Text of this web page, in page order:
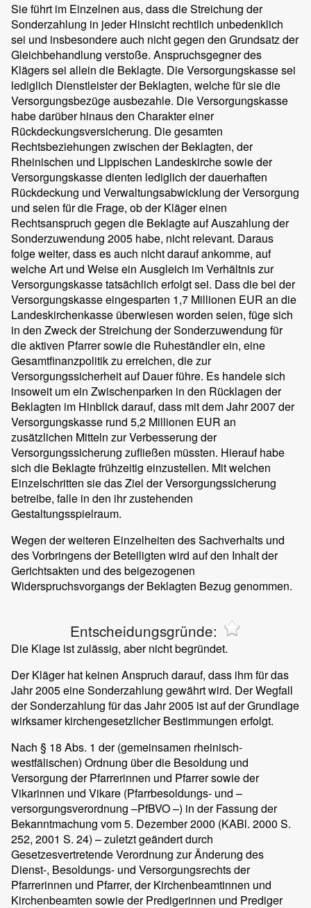
Sie führt im Einzelnen aus, dass die Streichung der
Sonderzahlung in jeder Hinsicht rechtlich unbedenklich
sei und insbesondere auch nicht gegen den Grundsatz der
Gleichbehandlung verstoße. Anspruchsgegner des
Klägers sei allein die Beklagte. Die Versorgungskasse sei
lediglich Dienstleister der Beklagten, welche für sie die
Versorgungsbezüge ausbezahle. Die Versorgungskasse
habe darüber hinaus den Charakter einer
Rückdeckungsversicherung. Die gesamten
Rechtsbeziehungen zwischen der Beklagten, der
Rheinischen und Lippischen Landeskirche sowie der
Versorgungskasse dienten lediglich der dauerhaften
Rückdeckung und Verwaltungsabwicklung der Versorgung
und seien für die Frage, ob der Kläger einen
Rechtsanspruch gegen die Beklagte auf Auszahlung der
Sonderzuwendung 2005 habe, nicht relevant. Daraus
folge weiter, dass es auch nicht darauf ankomme, auf
welche Art und Weise ein Ausgleich im Verhältnis zur
Versorgungskasse tatsächlich erfolgt sei. Dass die bei der
Versorgungskasse eingesparten 1,7 Millionen EUR an die
Landeskirchenkasse überwiesen worden seien, füge sich
in den Zweck der Streichung der Sonderzuwendung für
die aktiven Pfarrer sowie die Ruheständler ein, eine
Gesamtfinanzpolitik zu erreichen, die zur
Versorgungssicherheit auf Dauer führe. Es handele sich
insoweit um ein Zwischenparken in den Rücklagen der
Beklagten im Hinblick darauf, dass mit dem Jahr 2007 der
Versorgungskasse rund 5,2 Millionen EUR an
zusätzlichen Mitteln zur Verbesserung der
Versorgungssicherung zufließen müssten. Hierauf habe
sich die Beklagte frühzeitig einzustellen. Mit welchen
Einzelschritten sie das Ziel der Versorgungssicherung
betreibe, falle in den ihr zustehenden
Gestaltungsspielraum.
Wegen der weiteren Einzelheiten des Sachverhalts und
des Vorbringens der Beteiligten wird auf den Inhalt der
Gerichtsakten und des beigezogenen
Widerspruchsvorgangs der Beklagten Bezug genommen.
Entscheidungsgründe:
Die Klage ist zulässig, aber nicht begründet.
Der Kläger hat keinen Anspruch darauf, dass ihm für das
Jahr 2005 eine Sonderzahlung gewährt wird. Der Wegfall
der Sonderzahlung für das Jahr 2005 ist auf der Grundlage
wirksamer kirchengesetzlicher Bestimmungen erfolgt.
Nach § 18 Abs. 1 der (gemeinsamen rheinisch-
westfälischen) Ordnung über die Besoldung und
Versorgung der Pfarrerinnen und Pfarrer sowie der
Vikarinnen und Vikare (Pfarrbesoldungs- und –
versorgungsverordnung –PfBVO –) in der Fassung der
Bekanntmachung vom 5. Dezember 2000 (KABl. 2000 S.
252, 2001 S. 24) – zuletzt geändert durch
Gesetzesvertretende Verordnung zur Änderung des
Dienst-, Besoldungs- und Versorgungsrechts der
Pfarrerinnen und Pfarrer, der Kirchenbeamtinnen und
Kirchenbeamten sowie der Predigerinnen und Prediger